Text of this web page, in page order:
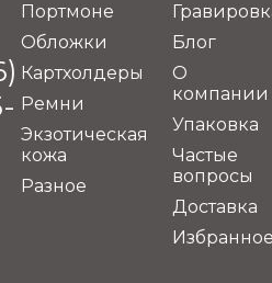
Портмоне
Обложки
Картхолдеры
Ремни
Экзотическая
кожа
Разное
Блог
О
компании
Упаковка
Частые
вопросы
Доставка